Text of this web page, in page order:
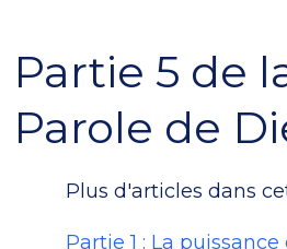
Partie 5 de
Parole de
Plus d'articles dans
Partie 1 : La